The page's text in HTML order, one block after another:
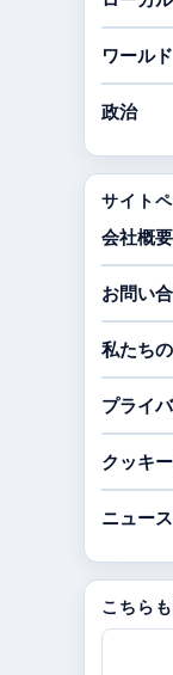
ワールド
政治
サイト
会社概要
お問い
私たち
プライ
クッキ
ニュー
こちら